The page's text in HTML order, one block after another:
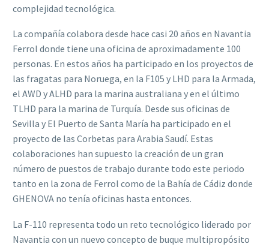
complejidad tecnológica.
La compañía colabora desde hace casi 20 años en Navantia
Ferrol donde tiene una oficina de aproximadamente 100
personas. En estos años ha participado en los proyectos de
las fragatas para Noruega, en la F105 y LHD para la Armada,
el AWD y ALHD para la marina australiana y en el último
TLHD para la marina de Turquía. Desde sus oficinas de
Sevilla y El Puerto de Santa María ha participado en el
proyecto de las Corbetas para Arabia Saudí. Estas
colaboraciones han supuesto la creación de un gran
número de puestos de trabajo durante todo este periodo
tanto en la zona de Ferrol como de la Bahía de Cádiz donde
GHENOVA no tenía oficinas hasta entonces.
La F-110 representa todo un reto tecnológico liderado por
Navantia con un nuevo concepto de buque multipropósito